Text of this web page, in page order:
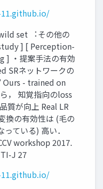
set ︓その他の
] [ Perception-
・提案⼿法の有効
SRネットワークの
Ours - trained on
， 知覚指向のloss
質が向上 Real LR
換の有効性は (⽑の
ている) ⾼い．
workshop 2017.
J 27